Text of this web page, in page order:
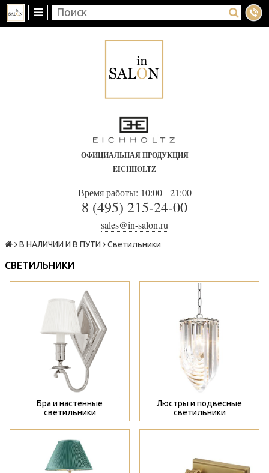
ОФИЦИАЛЬНАЯ ПРОДУКЦИЯ
EICHHOLTZ
Время работы: 10:00 - 21:00
8 (495) 215-24-00
sales@in-salon.ru
В НАЛИЧИИ И В ПУТИ Светильники
СВЕТИЛЬНИКИ
Бра и настенные
светильники
>
Люстры и подвесные
светильники
>